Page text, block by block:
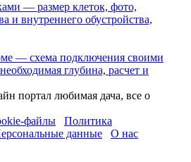
— размер клеток, фото,
и внутреннего обустройства,
— схема подключения своими
глубина, расчет и
портал любимая дача, все о
файлы
Политика
данные О нас